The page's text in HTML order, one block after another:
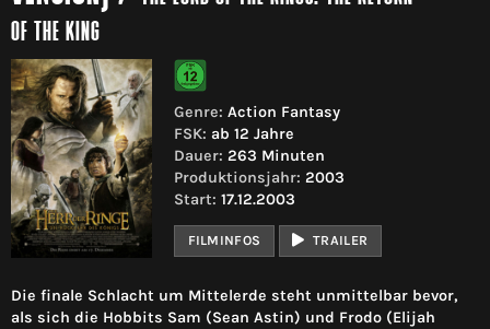
OF THE KING
Genre: Action Fantasy
FSK: ab 12 Jahre
Dauer: 263 Minuten
Produktionsjahr: 2003
Start: 17.12.2003
FILMINFOS TRAILER
Die finale Schlacht um Mittelerde steht unmittelbar bevor,
als sich die Hobbits Sam (Sean Astin) und Frodo (Elijah